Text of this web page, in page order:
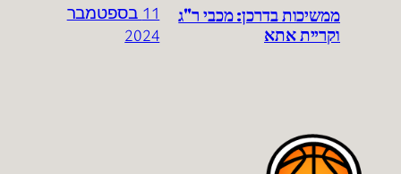
ממשיכות בדרכן: מכבי ר"ג
וקריית אתא
11 בספטמבר
2024